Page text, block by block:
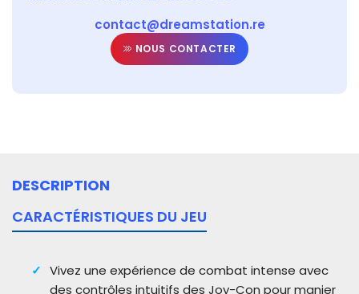
contact@dreamstation.re
NOUS CONTACTER
DESCRIPTION
CARACTÉRISTIQUES DU JEU
Vivez une expérience de combat intense avec
des contrôles intuitifs des Joy-Con pour manier